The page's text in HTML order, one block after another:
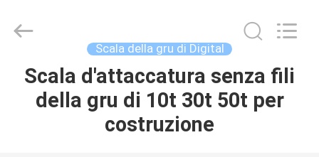
CASA.
Co.,Limited.
Scala della gru di Digital
Scala d'attaccatura senza fili
della gru di 10t 30t 50t per
costruzione